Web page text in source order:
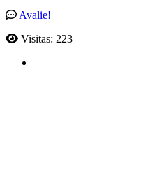
Avalie!
Visitas: 223